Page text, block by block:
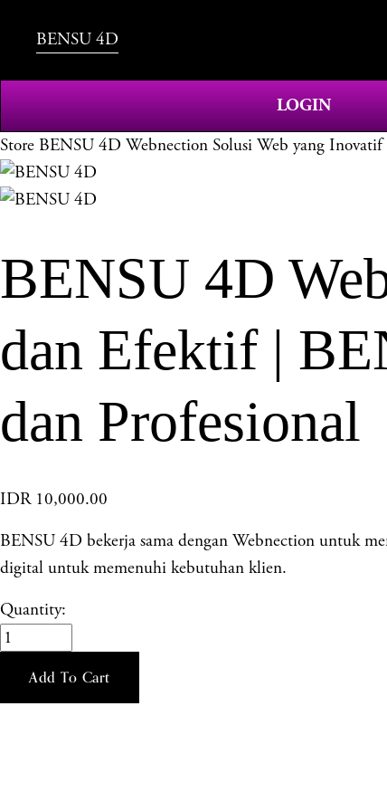
BENSU 4D
LOGIN
Store BENSU 4D Webnection Solusi Web yang
BENSU 4D
dan Efektif |
dan Profesional
IDR 10,000.00
BENSU 4D bekerja sama dengan Webnection untuk
digital untuk memenuhi kebutuhan klien.
Quantity:
Add To Cart